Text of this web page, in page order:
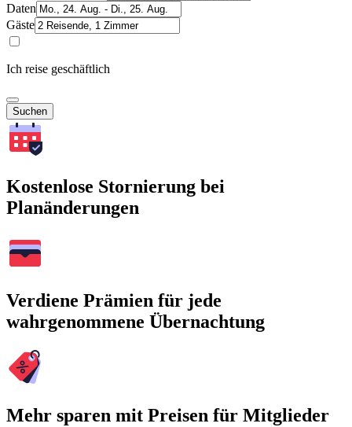
Daten
Gäste
Ich reise geschäftlich
Suchen
Kostenlose Stornierung bei
Planänderungen
Verdiene Prämien für jede
wahrgenommene Übernachtung
Mehr sparen mit Preisen für Mitglieder